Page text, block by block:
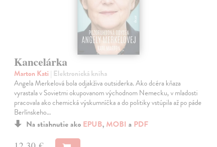
Kancelárka
Marton Kati | Elektronická kniha
Angela Merkelová bola odjakživa outsiderka. Ako dcéra kňaza
vyrastala v Sovietmi okupovanom východnom Nemecku, v mladosti
pracovala ako chemická výskumníčka a do politiky vstúpila až po páde
Berlínskeho…
Na stiahnutie ako EPUB, MOBI a PDF